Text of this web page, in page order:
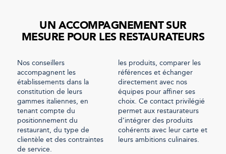
UN ACCOMPAGNEMENT SUR
MESURE POUR LES RESTAURATEURS
Nos conseillers
accompagnent les
établissements dans la
constitution de leurs
gammes italiennes, en
tenant compte du
positionnement du
restaurant, du type de
clientèle et des contraintes
de service.
les produits, comparer les
références et échanger
directement avec nos
équipes pour affiner ses
choix. Ce contact privilégié
permet aux restaurateurs
d’intégrer des produits
cohérents avec leur carte et
leurs ambitions culinaires.